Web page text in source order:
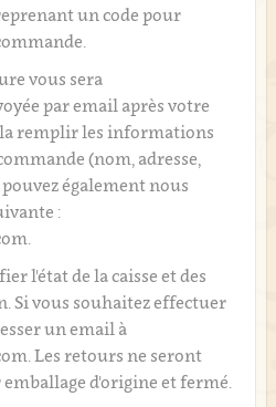
un code pour
vous sera
par email après votre
remplir les informations
(nom, adresse,
également nous
:
l'état de la caisse et des
Si vous souhaitez effectuer
un email à
Les retours ne seront
d'origine et fermé.